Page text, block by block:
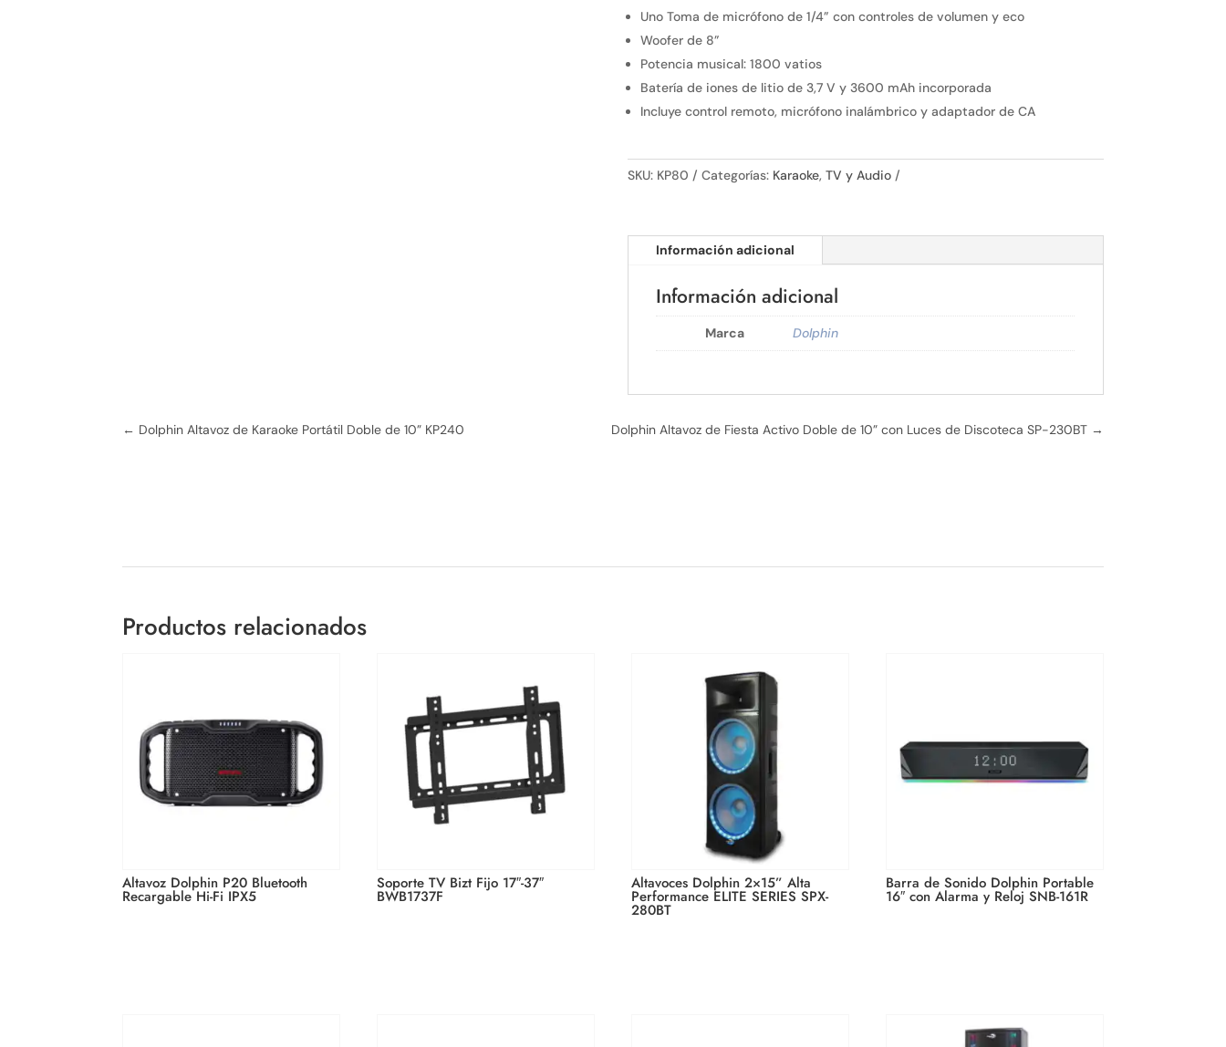
Uno Toma de micrófono de 1/4” con controles de volumen y eco
Woofer de 8”
Potencia musical: 1800 vatios
Batería de iones de litio de 3,7 V y 3600 mAh incorporada
Incluye control remoto, micrófono inalámbrico y adaptador de CA
SKU: KP80 Categorías: Karaoke,TV y Audio
Información adicional
Información adicional
Marca Dolphin
← Dolphin Altavoz de Karaoke Portátil Doble de 10” KP240 Dolphin Altavoz de Fiesta Activo Doble de 10” con Luces de Discoteca SP-230BT→
Productos relacionados
Altavoz Dolphin P20 Bluetooth
Recargable Hi-Fi IPX5
Soporte TV Bizt Fijo 17″-37″
BWB1737F
Altavoces Dolphin 2×15” Alta
Performance ELITE SERIES SPX-
280BT
Barra de Sonido Dolphin Portable
16″ con Alarma y Reloj SNB-161R
Sign up for updates! / ¡Suscríbete ahora!
By submitting this form, you are consenting to receive marketing emails from: ATBIZ LLC, 2900 Glades Circle Suite
Subscribe / Suscribirme